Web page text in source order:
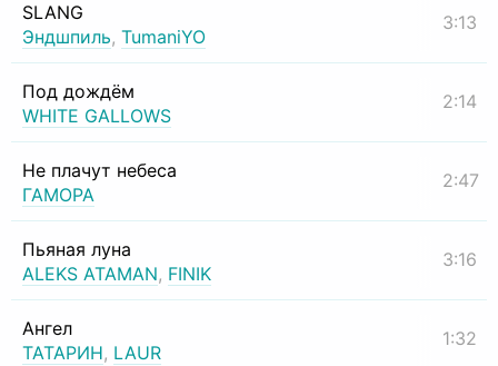
SLANG
Эндшпиль, TumaniYO
3:13
Под дождём
WHITE GALLOWS
2:14
Не плачут небеса
ГАМОРА
2:47
Пьяная луна
ALEKS ATAMAN, FINIK
3:16
Ангел
ТАТАРИН, LAUR
1:32